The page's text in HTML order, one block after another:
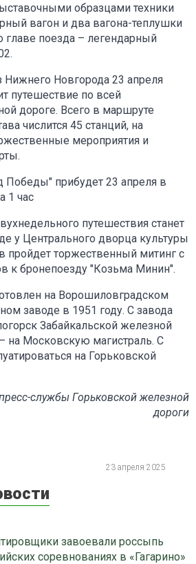
образцами техники
вагон и два вагона-теплушки
главе поезда – легендарный
Нижнего Новгорода 23 апреля
путешествие по всей
дороге. Всего в маршруте
числится 45 станций, на
мероприятия и
прибудет 23 апреля в
1 час
путешествия станет
у Центрального дворца культуры
пройдет торжественный митинг с
к бронепоезду "Козьма Минин".
на Ворошиловградском
заводе в 1951 году. С завода
Забайкальской железной
на Московскую магистраль. С
на Горьковской
службы Горьковской железной
дороги
23 апреля 2025
завоевали россыпь
соревнованиях в «Гагарино»